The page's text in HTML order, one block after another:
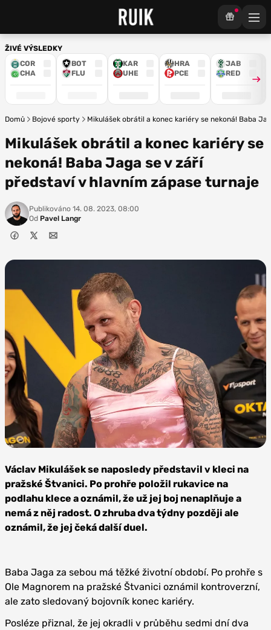
ŽIVÉ VÝSLEDKY
COR
CHA
BOT
FLU
KAR
UHE
HRA
PCE
JAB
RED
Domů Bojové sporty Mikulášek obrátil a konec kariéry se nekoná! Baba
Mikulášek obrátil a konec kariéry se
nekoná! Baba Jaga se v září
představí v hlavním zápase turnaje
Publikováno 14. 08. 2023, 08:00
Od Pavel Langr
Oktagon
MMA
Václav Mikulášek se naposledy představil v kleci na
pražské Štvanici. Po prohře položil rukavice na
podlahu klece a oznámil, že už jej boj nenaplňuje a
nemá z něj radost. O zhruba dva týdny později ale
oznámil, že jej čeká další duel.
Baba Jaga za sebou má těžké životní období. Po prohře s
Ole Magnorem na pražské Štvanici oznámil kontroverzní,
ale zato sledovaný bojovník konec kariéry.
Posléze přiznal, že jej okradli v průběhu sedmi dní dva